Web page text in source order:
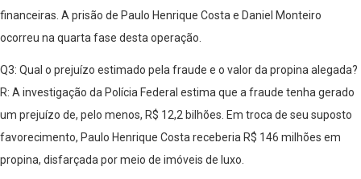
financeiras. A prisão de Paulo Henrique Costa e Daniel Monteiro
ocorreu na quarta fase desta operação.
Q3: Qual o prejuízo estimado pela fraude e o valor da propina alegada?
R: A investigação da Polícia Federal estima que a fraude tenha gerado
um prejuízo de, pelo menos, R$ 12,2 bilhões. Em troca de seu suposto
favorecimento, Paulo Henrique Costa receberia R$ 146 milhões em
propina, disfarçada por meio de imóveis de luxo.